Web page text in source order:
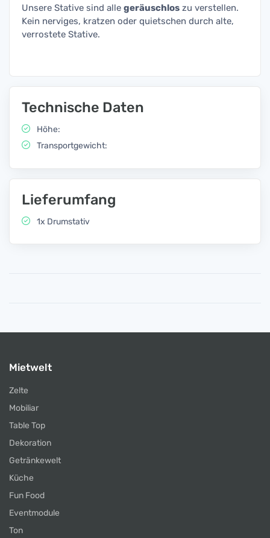
Unsere Stative sind alle geräuschlos zu verstellen.
Kein nerviges, kratzen oder quietschen durch alte,
verrostete Stative.
Technische Daten
Höhe:
Transportgewicht:
Lieferumfang
1x Drumstativ
Mietwelt
Zelte
Mobiliar
Table Top
Dekoration
Getränkewelt
Küche
Fun Food
Eventmodule
Ton